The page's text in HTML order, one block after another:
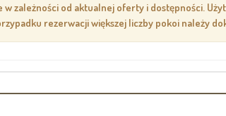
zależności od aktualnej oferty i dostępności.
rezerwacji większej liczby pokoi należy